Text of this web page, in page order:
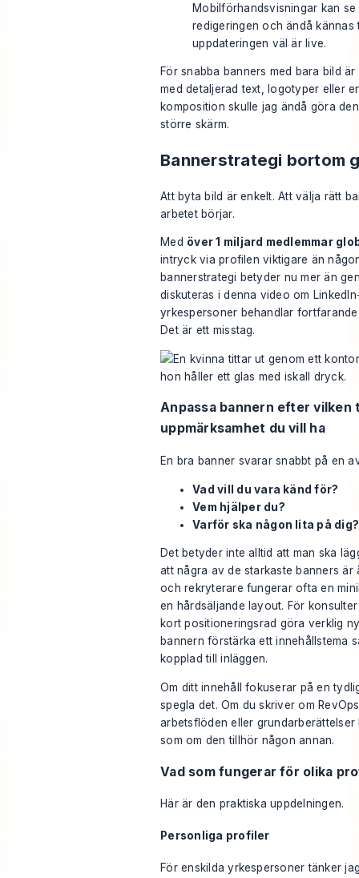
Mobilförhandsvisningar kan
redigeringen och ändå kännas
uppdateringen väl är live.
För snabba banners med bara bild
med detaljerad text, logotyper eller
komposition skulle jag ändå göra
större skärm.
Bannerstrategi bortom
Att byta bild är enkelt. Att välja rätt
arbetet börjar.
Med över 1 miljard medlemmar
intryck via profilen viktigare än
bannerstrategi betyder nu mer än
diskuteras i denna video om
yrkespersoner behandlar
Det är ett misstag.
Anpassa bannern efter vilken
uppmärksamhet du vill ha
En bra banner svarar snabbt på en
Vad vill du vara känd för?
Vem hjälper du?
Varför ska någon lita på dig?
Det betyder inte alltid att man ska
att några av de starkaste banners är
och rekryterare fungerar ofta en
en hårdsäljande layout. För
kort positioneringsrad göra verklig
bannern förstärka ett innehållstema
kopplad till inläggen.
Om ditt innehåll fokuserar på en
spegla det. Om du skriver om
arbetsflöden eller
som om den tillhör någon annan.
Vad som fungerar för olika
Här är den praktiska uppdelningen.
Personliga profiler
För enskilda yrkespersoner tänker